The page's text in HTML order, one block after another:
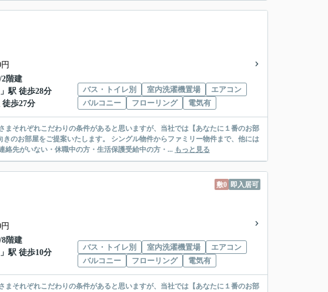
2階建
」駅 徒歩28分
徒歩27分
バス・トイレ別 室内洗濯機置場
エアコン
バルコニー
フローリング 電気有
シングル物件からファミリー物件まで、他には
ます。 保証人がいない・緊急連絡先がいない・休職中の方・生活保護受給中の方・... もっと見る
敷0 即入居可
8階建
」駅 徒歩10分
バス・トイレ別 室内洗濯機置場
エアコン
バルコニー
フローリング 電気有